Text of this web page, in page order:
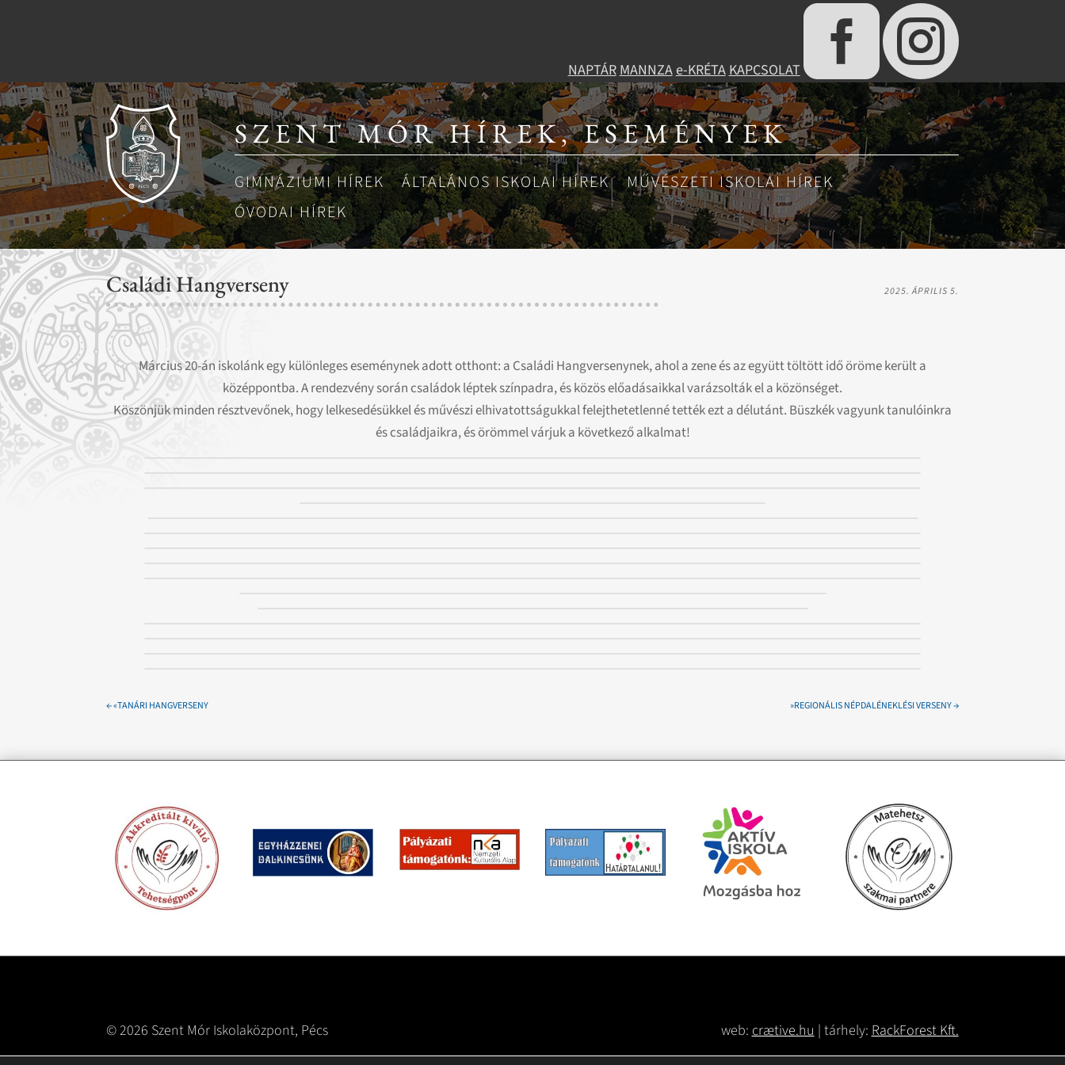
NAPTÁRMANNZAe-KRÉTAKAPCSOLAT
SZENT MÓR HÍREK, ESEMÉNYEK
GIMNÁZIUMI HÍREK ÁLTALÁNOS ISKOLAI HÍREK
MŰVÉSZETI ISKOLAI HÍREK
ÓVODAI HÍREK
Családi Hangverseny 2025. ÁPRILIS 5.
Március 20-án iskolánk egy különleges eseménynek adott otthont: a Családi Hangversenynek, ahol a zene és az együtt töltött idő öröme került a
középpontba. A rendezvény során családok léptek színpadra, és közös előadásaikkal varázsolták el a közönséget.
Köszönjük minden résztvevőnek, hogy lelkesedésükkel és művészi elhivatottságukkal felejthetetlenné tették ezt a délutánt. Büszkék vagyunk tanulóinkra
és családjaikra, és örömmel várjuk a következő alkalmat!
←«TANÁRI HANGVERSENY »REGIONÁLIS NÉPDALÉNEKLÉSI VERSENY→
© 2026 Szent Mór Iskolaközpont, Pécs web:crætive.hu| tárhely:RackForest Kft.